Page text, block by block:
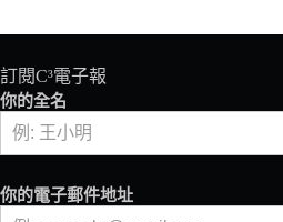
午
訂閱C³電子報
你的全名
你的電子郵件地址